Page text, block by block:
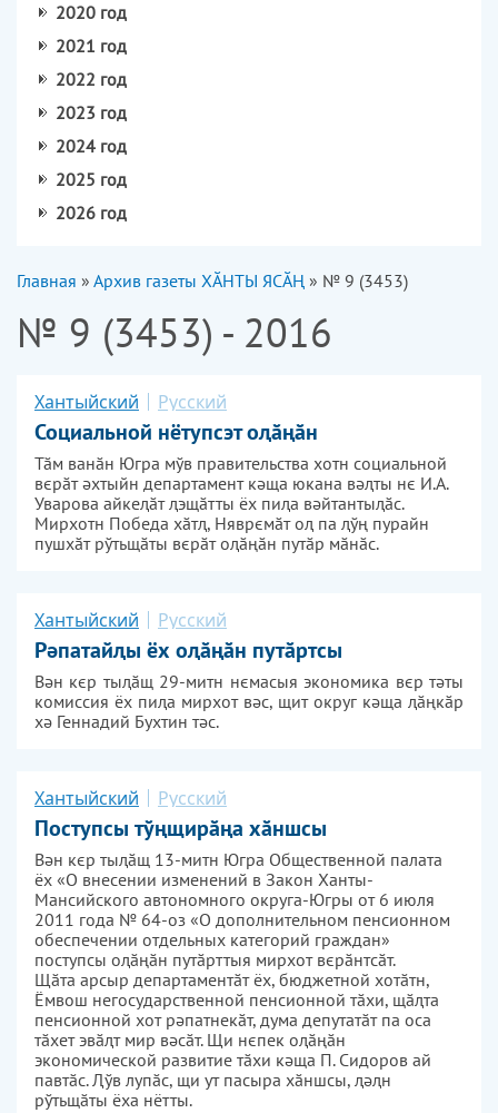
2020 год
2021 год
2022 год
2023 год
2024 год
2025 год
2026 год
Вы здесь
Главная » Архив газеты ХӐНТЫ ЯСӐҢ » № 9 (3453)
№ 9 (3453) - 2016
Хантыйский Русский
Социальной нётупсэт оԯӑңӑн
Тӑм ванӑн Югра мўв правительства хотн социальной
вєрӑт әхтыйн департамент кәща юкана вәԯты нє И.А.
Уварова айкеԯӑт ԯэщӑтты ёх пиԯа вәйтантыԯӑс.
Мирхотн Победа хӑтԯ, Няврємӑт оԯ па ԯўң пурайн
пушхӑт рўтьщӑты вєрӑт оԯӑңӑн путӑр мӑнӑс.
Хантыйский Русский
Рәпатайԯы ёх оԯӑңӑн путӑртсы
Вән кєр тыԯӑщ 29-митн нємасыя экономика вєр тәты
комиссия ёх пиԯа мирхот вәс, щит округ кәща ԯӑңкӑр
хә Геннадий Бухтин тәс.
Хантыйский Русский
Поступсы тўңщирӑңа хӑншсы
Вән кєр тыԯӑщ 13-митн Югра Общественной палата
ёх «О внесении изменений в Закон Ханты-
Мансийского автономного округа-Югры от 6 июля
2011 года № 64-оз «О дополнительном пенсионном
обеспечении отдельных категорий граждан»
поступсы оԯӑңӑн путӑрттыя мирхот вєрӑнтсӑт.
Щӑта арсыр департаментӑт ёх, бюджетной хотӑтн,
Ёмвош негосударственной пенсионной тӑхи, щӑԯта
пенсионной хот рәпатнекӑт, дума депутатӑт па оса
тӑхет эвӑԯт мир вәсӑт. Щи нєпек оԯӑңӑн
экономической развитие тӑхи кәща П. Сидоров ай
павтӑс. Ԯўв лупӑс, щи ут пасыра хӑншсы, ԯәԯн
рўтьщӑты ёха нётты.